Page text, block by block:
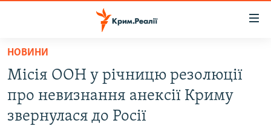
Перейти
основного
матеріалу
Перейти
до
ВІДЕО ТА ФОТО
НОВИНИ
Місія ООН у річницю резолюції
про невизнання анексії Криму
звернулася до Росії